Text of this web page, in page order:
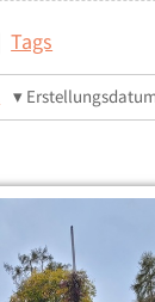
Tags